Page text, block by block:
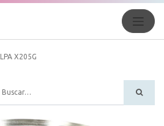
X205G